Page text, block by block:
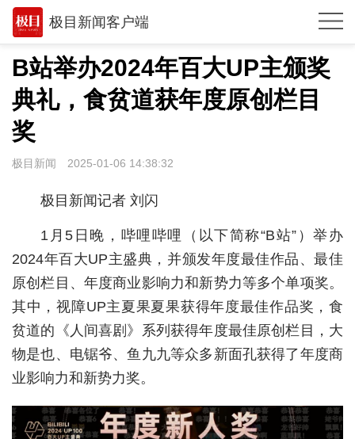
极目新闻客户端
推荐
观点
时政
湖北
环球
专题
极客圈
经济
城建
科教
B站举办2024年百大UP主颁奖
典礼，食贫道获年度原创栏目
奖
极目新闻 2025-01-06 14:38:32
极目新闻记者 刘闪
1月5日晚，哔哩哔哩（以下简称“B站”）举办
2024年百大UP主盛典，并颁发年度最佳作品、最佳
原创栏目、年度商业影响力和新势力等多个单项奖。
其中，视障UP主夏果夏果获得年度最佳作品奖，食
贫道的《人间喜剧》系列获得年度最佳原创栏目，大
物是也、电锯爷、鱼九九等众多新面孔获得了年度商
业影响力和新势力奖。